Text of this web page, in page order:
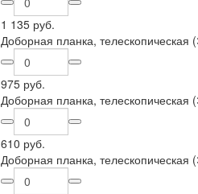
1 135 руб.
Доборная планка,
975 руб.
Доборная планка,
610 руб.
Доборная планка,